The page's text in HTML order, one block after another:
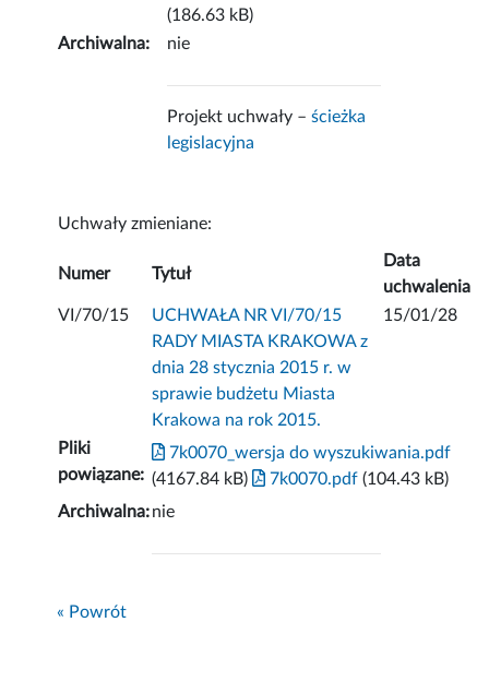
(186.63 kB)
Archiwalna:
nie
Projekt uchwały –ścieżka
legislacyjna
Uchwały zmieniane:
Numer Tytuł
Data
uchwalenia
VI/70/15
UCHWAŁA NR VI/70/15
RADY MIASTA KRAKOWA z
dnia 28 stycznia 2015 r. w
sprawie budżetu Miasta
Krakowa na rok 2015.
15/01/28
Pliki
powiązane:
7k0070_wersja do wyszukiwania.pdf
(4167.84 kB)
7k0070.pdf (104.43 kB)
Archiwalna:nie
« Powrót